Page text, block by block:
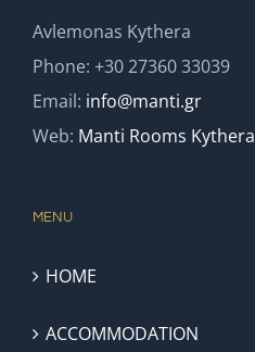
Avlemonas Kythera
Phone: +30 27360 33039
Email: info@manti.gr
Web: Manti Rooms Kythera
MENU
HOME
ACCOMMODATION